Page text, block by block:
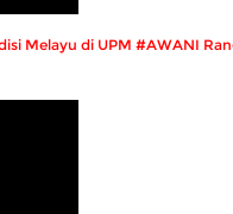
Melayu di UPM #AWANI